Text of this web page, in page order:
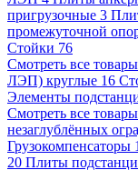
пригрузочные 3
промежуточной
Стойки 76
Смотреть все товары
ЛЭП) круглые 16
Элементы
Смотреть все товары
незаглублённых
Грузокомпенсаторы
20 Плиты